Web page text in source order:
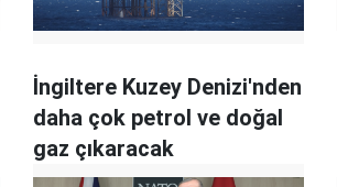
İngiltere Kuzey Denizi'nden
daha çok petrol ve doğal
gaz çıkaracak